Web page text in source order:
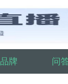
品牌 问